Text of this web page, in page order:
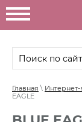
Главная \ Интернет-
EAGLE